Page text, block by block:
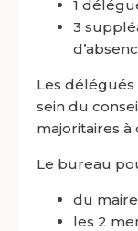
1
3
Les
sein du
majoritaires à
Le bureau
du maire
les 2